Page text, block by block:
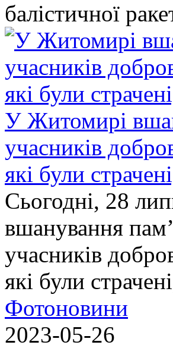
балістичної
У Житомирі
учасників
які були
Сьогодні, 28
вшанування
учасників
які були
Фотоновини
2023-05-26